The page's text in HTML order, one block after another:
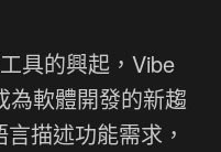
具的興起，Vibe
為軟體開發的新趨
描述功能需求，